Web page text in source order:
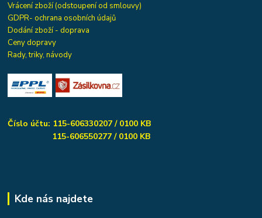
Vrácení zboží (odstoupení od smlouvy)
GDPR- ochrana osobních údajů
Dodání zboží - doprava
Ceny dopravy
Rady, triky, návody
Číslo účtu: 115-606330207 / 0100 KB
115-606550277 / 0100 KB
Kde nás najdete